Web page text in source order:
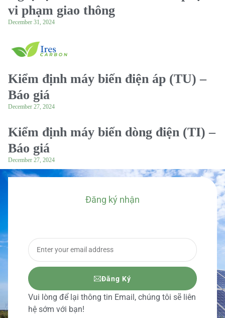
vi phạm giao thông
December 31, 2024
Kiểm định máy biến điện áp (TU) –
Báo giá
December 27, 2024
Kiểm định máy biến dòng điện (TI) –
Báo giá
December 27, 2024
Đăng ký nhận
Đăng Ký
Vui lòng để lại thông tin Email, chúng tôi sẽ liên
hệ sớm với bạn!